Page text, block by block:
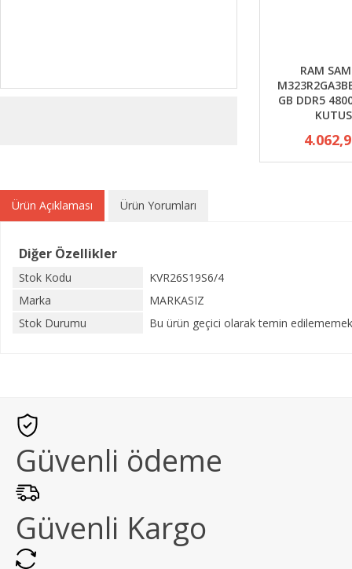
RAM
GB DDR5
Ürün Açıklaması Ürün Yorumları
Diğer Özellikler
Stok Kodu
KVR26S19S6/4
Marka
MARKASIZ
Stok Durumu
Bu ürün geçici olarak temin
Güvenli ödeme
Güvenli Kargo